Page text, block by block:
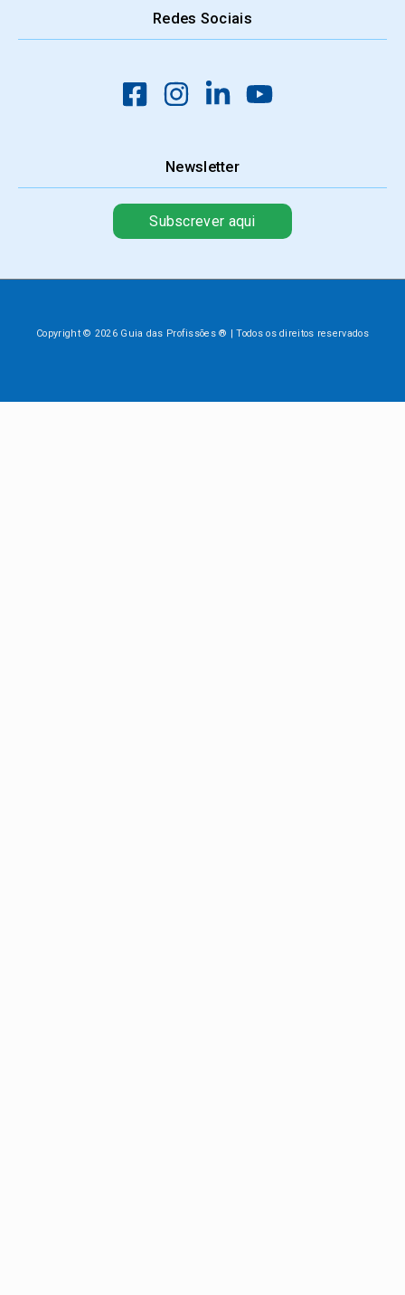
Redes Sociais
Newsletter
Subscrever aqui
Copyright © 2026 Guia das Profissões ® | Todos os direitos reservados